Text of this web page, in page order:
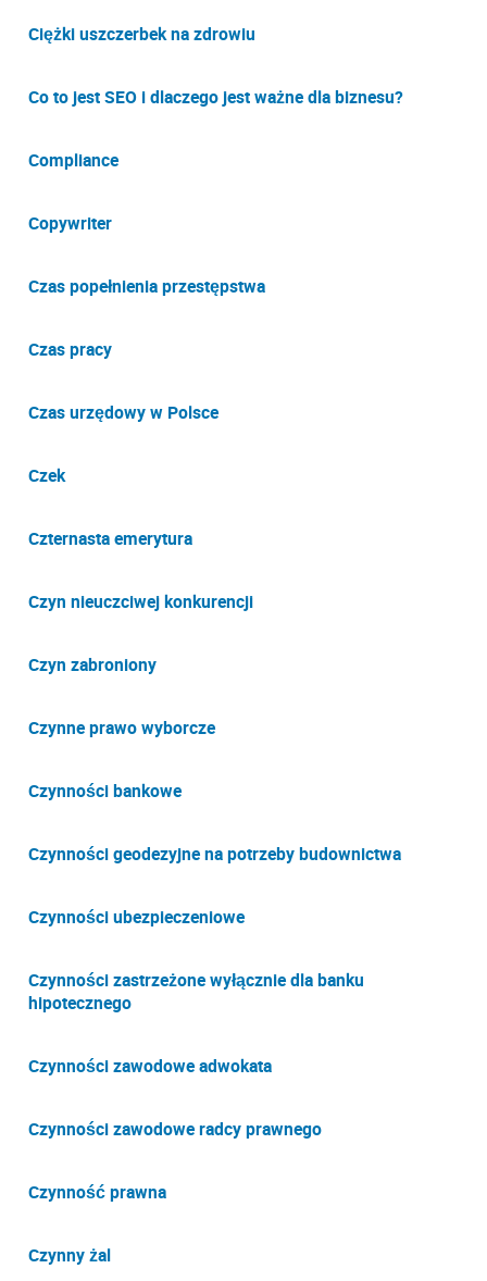
Ciężki uszczerbek na zdrowiu
Co to jest SEO i dlaczego jest ważne dla biznesu?
Compliance
Copywriter
Czas popełnienia przestępstwa
Czas pracy
Czas urzędowy w Polsce
Czek
Czternasta emerytura
Czyn nieuczciwej konkurencji
Czyn zabroniony
Czynne prawo wyborcze
Czynności bankowe
Czynności geodezyjne na potrzeby budownictwa
Czynności ubezpieczeniowe
Czynności zastrzeżone wyłącznie dla banku
hipotecznego
Czynności zawodowe adwokata
Czynności zawodowe radcy prawnego
Czynność prawna
Czynny żal